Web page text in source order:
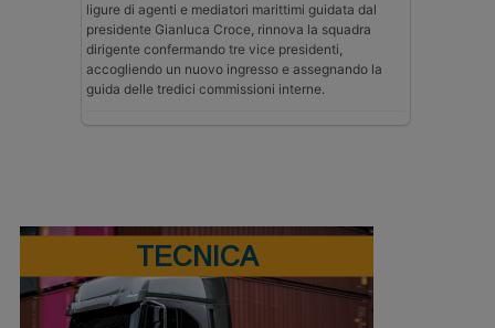
ligure di agenti e mediatori marittimi guidata dal
presidente Gianluca Croce, rinnova la squadra
dirigente confermando tre vice presidenti,
accogliendo un nuovo ingresso e assegnando la
guida delle tredici commissioni interne.
TECNICA